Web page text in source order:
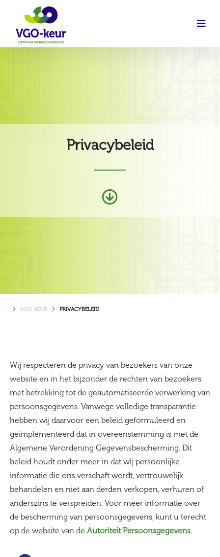
Privacybeleid
VGO KEUR PRIVACYBELEID
Wij respecteren de privacy van bezoekers van onze
website en in het bijzonder de rechten van bezoekers
met betrekking tot de geautomatiseerde verwerking van
persoonsgegevens. Vanwege volledige transparantie
hebben wij daarvoor een beleid geformuleerd en
geïmplementeerd dat in overeenstemming is met de
Algemene Verordening Gegevensbescherming. Dit
beleid houdt onder meer in dat wij persoonlijke
informatie die ons verschaft wordt, vertrouwelijk
behandelen en niet aan derden verkopen, verhuren of
anderszins te verspreiden. Voor meer informatie over
de bescherming van persoonsgegevens, kunt u terecht
op de website van de Autoriteit Persoonsgegevens.